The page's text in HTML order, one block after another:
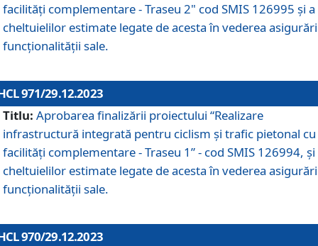
facilități complementare - Traseu 2" cod SMIS 126995 și a
cheltuielilor estimate legate de acesta în vederea
funcționalității sale.
971/29.12.2023
Titlu: Aprobarea finalizării proiectului “Realizare
infrastructură integrată pentru ciclism şi trafic pietonal cu
facilităţi complementare - Traseu 1” - cod SMIS 126994, și
cheltuielilor estimate legate de acesta în vederea
funcționalității sale.
970/29.12.2023